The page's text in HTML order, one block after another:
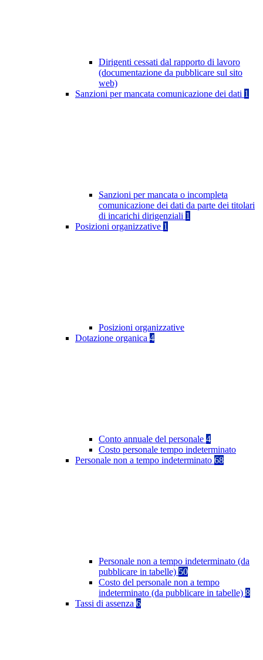
Dirigenti cessati dal rapporto di lavoro
(documentazione da pubblicare sul sito
web)
Sanzioni per mancata comunicazione dei dati 1
Sanzioni per mancata o incompleta
comunicazione dei dati da parte dei titolari
di incarichi dirigenziali 1
Posizioni organizzative 1
Posizioni organizzative
Dotazione organica 4
Conto annuale del personale 4
Costo personale tempo indeterminato
Personale non a tempo indeterminato 68
Personale non a tempo indeterminato (da
pubblicare in tabelle) 50
Costo del personale non a tempo
indeterminato (da pubblicare in tabelle) 8
Tassi di assenza 6